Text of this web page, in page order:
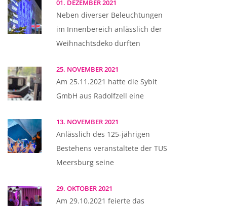
01. DEZEMBER 2021
Neben diverser Beleuchtungen
im Innenbereich anlässlich der
Weihnachtsdeko durften
25. NOVEMBER 2021
Am 25.11.2021 hatte die Sybit
GmbH aus Radolfzell eine
13. NOVEMBER 2021
Anlässlich des 125-jährigen
Bestehens veranstaltete der TUS
Meersburg seine
29. OKTOBER 2021
Am 29.10.2021 feierte das